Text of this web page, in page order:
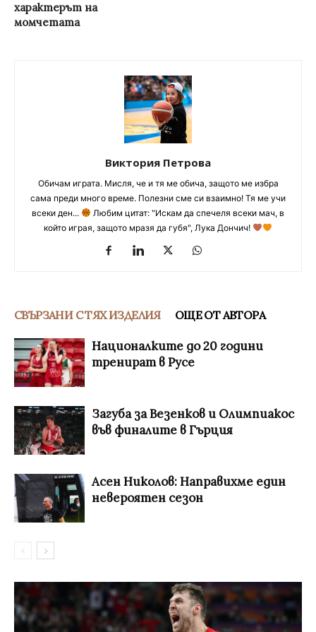
характерът на
момчетата
Виктория Петрова
Обичам играта. Мисля, че и тя ме обича, защото ме избра
сама преди много време. Полезни сме си взаимно! Тя ме учи
всеки ден...
Любим цитат: "Искам да спечеля всеки мач, в
който играя, защото мразя да губя", Лука Дончич!
СВЪРЗАНИ С ТЯХ ИЗДЕЛИЯ ОЩЕ ОТ АВТОРА
Националките до 20 години
тренират в Русе
Загуба за Везенков и Олимпиакос
във финалите в Гърция
Асен Николов: Направихме един
невероятен сезон